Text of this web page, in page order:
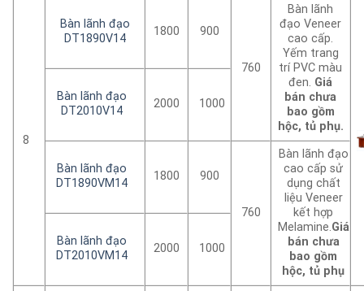
8
Bàn lãnh đạo
DT1890V14
1800 900
760
Bàn lãnh
đạo Veneer
cao cấp.
Yếm trang
trí PVC màu
đen. Giá
bán chưa
bao gồm
hộc, tủ phụ.
Bàn lãnh đạo
DT2010V14
2000 1000
Bàn lãnh đạo
DT1890VM14
1800 900
760
Bàn lãnh đạo
cao cấp sử
dụng chất
liệu Veneer
kết hợp
Melamine.Giá
bán chưa
bao gồm
hộc, tủ phụ
Bàn lãnh đạo
DT2010VM14
2000 1000